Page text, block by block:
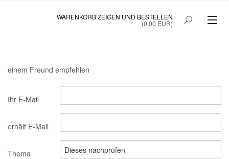
WARENKORB ZEIGEN UND BESTELLEN
(0,00 EUR)
SAINTE BEAUTÉ COLOSTRUM
QUICKTANNING
STARTSEITE SONDERANGEBOT
einem Freund empfehlen
Ihr E-Mail
erhält E-Mail
Thema